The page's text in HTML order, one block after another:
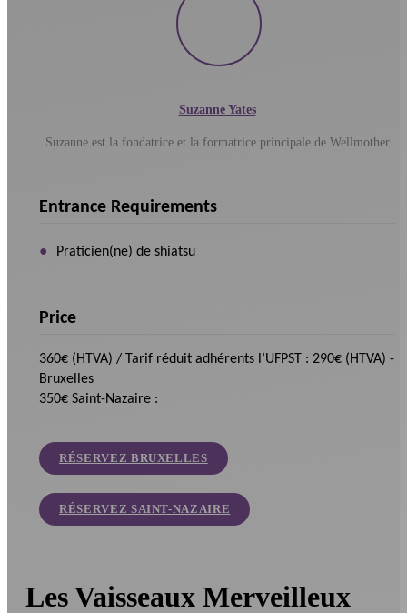
Les Vaisseaux Merveilleux
Suzanne Yates
Suzanne est la fondatrice et la formatrice principale de Wellmother
Entrance Requirements
Praticien(ne) de shiatsu
Price
360€ (HTVA) / Tarif réduit adhérents l’UFPST : 290€ (HTVA) -
Bruxelles
350€ Saint-Nazaire :
RÉSERVEZ BRUXELLES
RÉSERVEZ SAINT-NAZAIRE